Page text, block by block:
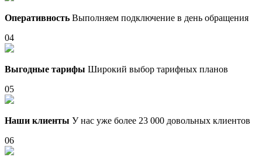
Оперативность Выполняем подключение в день обращения
04
Выгодные тарифы Широкий выбор тарифных планов
05
Наши клиенты У нас уже более 23 000 довольных клиентов
06